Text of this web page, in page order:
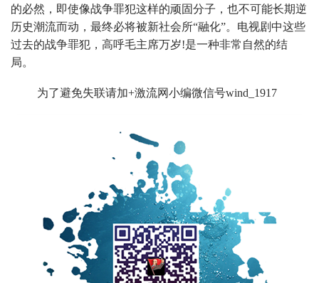
的必然，即使像战争罪犯这样的顽固分子，也不可能长期逆
历史潮流而动，最终必将被新社会所“融化”。电视剧中这些
过去的战争罪犯，高呼毛主席万岁!是一种非常自然的结
局。
为了避免失联请加+激流网小编微信号wind_1917